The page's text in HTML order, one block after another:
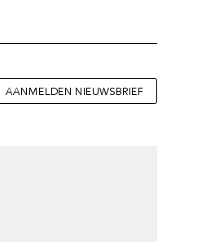
AANMELDEN NIEUWSBRIEF